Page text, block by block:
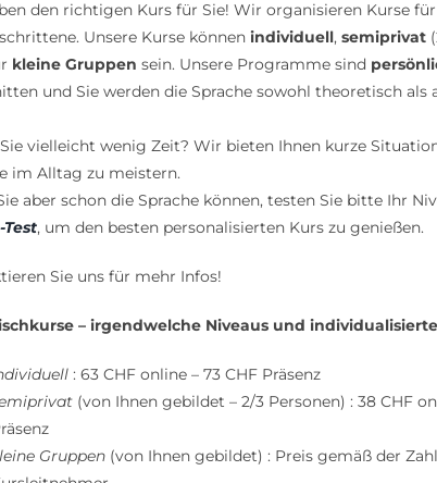
den richtigen Kurs für Sie! Wir organisieren Kurse
Unsere Kurse können individuell, semiprivat
kleine Gruppen sein. Unsere Programme sind
und Sie werden die Sprache sowohl theoretisch als
vielleicht wenig Zeit? Wir bieten Ihnen kurze
im Alltag zu meistern.
aber schon die Sprache können, testen Sie bitte Ihr
, um den besten personalisierten Kurs zu genießen.
Sie uns für mehr Infos!
– irgendwelche Niveaus und
: 63 CHF online – 73 CHF Präsenz
(von Ihnen gebildet – 2/3 Personen) : 38 CHF
Gruppen(von Ihnen gebildet) : Preis gemäß der